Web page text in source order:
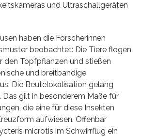
und Ultraschallgeräten
haben die Forscherinnen
beobachtet: Die Tiere flogen
den Topfpflanzen und stießen
und breitbandige
Die Beutelokalisation gelang
Das gilt in besonderem Maße für
die eine für diese Insekten
aufwiesen. Offenbar
microtis im Schwirrflug ein